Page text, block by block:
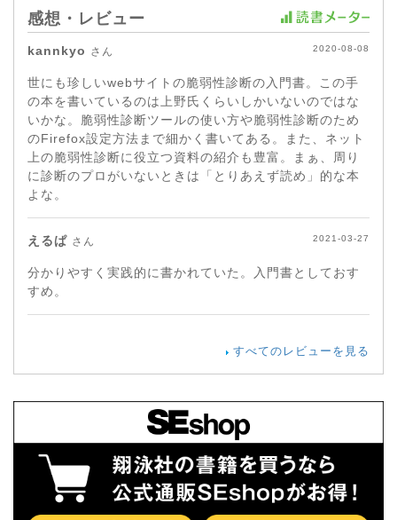
感想・レビュー
kannkyo さん 2020-08-08
世にも珍しいwebサイトの脆弱性診断の入門書。この手
の本を書いているのは上野氏くらいしかいないのではな
いかな。脆弱性診断ツールの使い方や脆弱性診断のため
のFirefox設定方法まで細かく書いてある。また、ネット
上の脆弱性診断に役立つ資料の紹介も豊富。まぁ、周り
に診断のプロがいないときは「とりあえず読め」的な本
よな。
えるぱ さん 2021-03-27
分かりやすく実践的に書かれていた。入門書としておす
すめ。
すべてのレビューを見る